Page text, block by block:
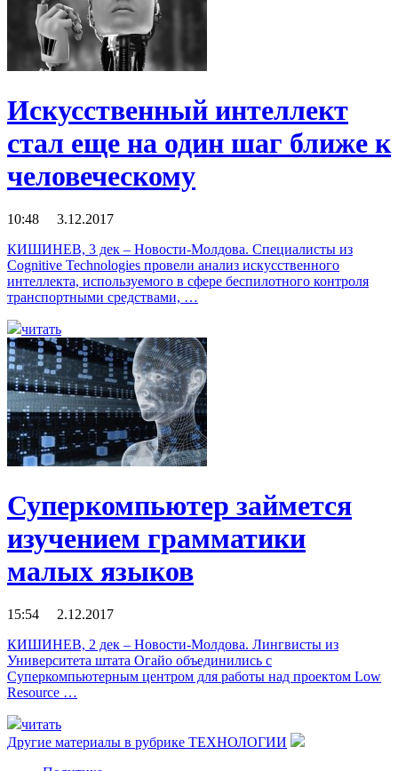
Искусственный интеллект
стал еще на один шаг ближе к
человеческому
10:48 3.12.2017
КИШИНЕВ, 3 дек – Новости-Молдова. Специалисты из
Cognitive Technologies провели анализ искусственного
интеллекта, используемого в сфере беспилотного контроля
транспортными средствами, …
читать
Суперкомпьютер займется
изучением грамматики
малых языков
15:54 2.12.2017
КИШИНЕВ, 2 дек – Новости-Молдова. Лингвисты из
Университета штата Огайо объединились с
Суперкомпьютерным центром для работы над проектом Low
Resource …
читать
Другие материалы в рубрике ТЕХНОЛОГИИ